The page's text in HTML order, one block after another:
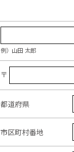
例）山田 太郎
〒
都道府県
市区町村番地